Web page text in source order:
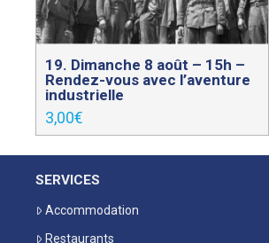
19. Dimanche 8 août – 15h –
Rendez-vous avec l’aventure
industrielle
3,00€
SERVICES
Accommodation
Restaurants